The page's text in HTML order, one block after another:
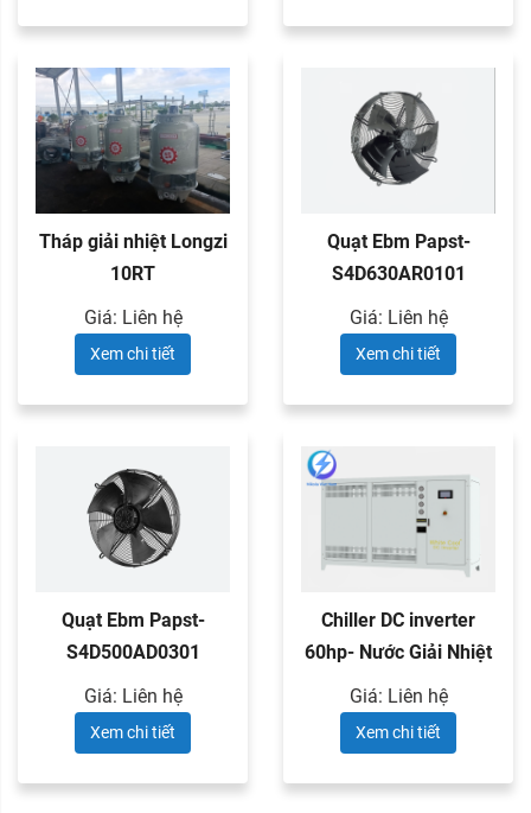
Tháp giải nhiệt Longzi
10RT
Giá: Liên hệ
Xem chi tiết
Quạt Ebm Papst-
S4D630AR0101
Giá: Liên hệ
Xem chi tiết
Quạt Ebm Papst-
S4D500AD0301
Giá: Liên hệ
Xem chi tiết
Chiller DC inverter
60hp- Nước Giải Nhiệt
Giá: Liên hệ
Xem chi tiết